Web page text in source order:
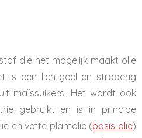
die het mogelijk maakt olie
is een lichtgeel en stroperig
maïssuikers. Het wordt ook
gebruikt en is in principe
en vette plantolie (basis olie)